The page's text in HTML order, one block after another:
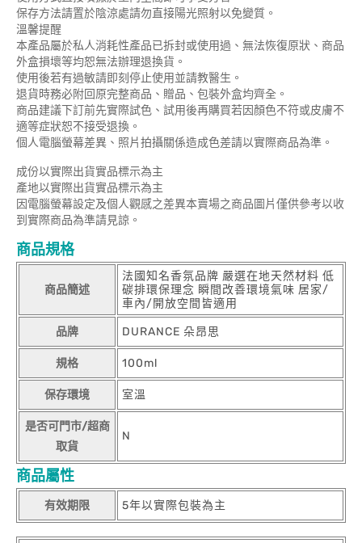
保存方法請置於陰涼處請勿直接陽光照射以免變質。
溫馨提醒
本產品屬於私人消耗性產品已拆封或使用過、無法恢復原狀、商品
外盒損壞等均恕無法辦理退換貨。
使用後若有過敏請即刻停止使用並請教醫生。
退貨時務必附回原完整商品、贈品、包裝外盒均齊全。
商品建議下訂前先實際試色、試用後再購買若因顏色不符或皮膚不
適等症狀恕不接受退換。
個人電腦螢幕差異、照片拍攝關係造成色差請以實際商品為準。
成份以實際出貨實品標示為主
產地以實際出貨實品標示為主
因電腦螢幕設定及個人觀感之差異本賣場之商品圖片僅供參考以收
到實際商品為準請見諒。
商品規格
商品簡述
法國知名香氛品牌 嚴選在地天然材料 低
碳排環保理念 瞬間改善環境氣味 居家/
車內/開放空間皆適用
品牌 DURANCE 朵昂思
規格 100ml
保存環境 室溫
是否可門市/超商
取貨
N
商品屬性
有效期限 5年以實際包裝為主